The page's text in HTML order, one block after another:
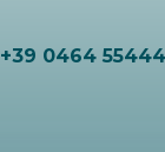
+39 0464